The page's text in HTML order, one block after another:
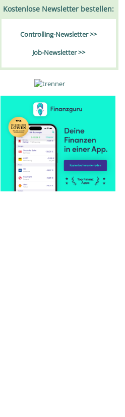
Kostenlose Newsletter bestellen:
Controlling-Newsletter >>
Job-Newsletter >>